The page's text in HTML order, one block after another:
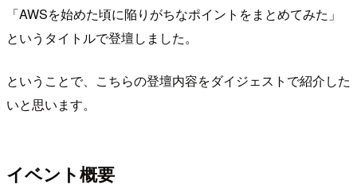
「AWSを始めた頃に陥りがちなポイントをまとめてみた」
というタイトルで登壇しました。
ということで、こちらの登壇内容をダイジェストで紹介した
いと思います。
イベント概要